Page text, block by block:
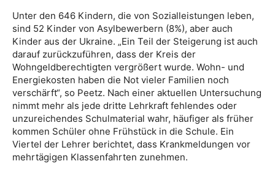
Unter den 646 Kindern, die von Sozialleistungen leben,
sind 52 Kinder von Asylbewerbern (8%), aber auch
Kinder aus der Ukraine. „Ein Teil der Steigerung ist auch
darauf zurückzuführen, dass der Kreis der
Wohngeldberechtigten vergrößert wurde. Wohn- und
Energiekosten haben die Not vieler Familien noch
verschärft“, so Peetz. Nach einer aktuellen Untersuchung
nimmt mehr als jede dritte Lehrkraft fehlendes oder
unzureichendes Schulmaterial wahr, häufiger als früher
kommen Schüler ohne Frühstück in die Schule. Ein
Viertel der Lehrer berichtet, dass Krankmeldungen vor
mehrtägigen Klassenfahrten zunehmen.